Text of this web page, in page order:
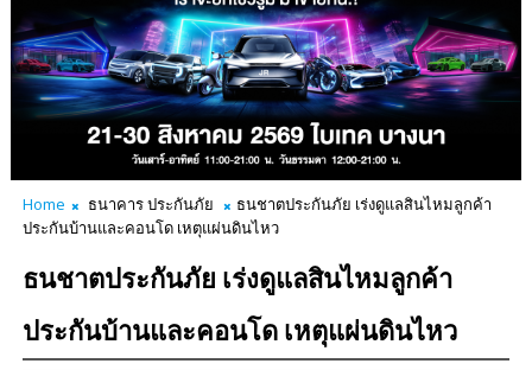
Home ธนาคาร ประกันภัย
ธนชาตประกันภัย เร่งดูแลสินไหมลูกค้า
ประกันบ้านและคอนโด เหตุแผ่นดินไหว
ธนชาตประกันภัย เร่งดูแลสินไหมลูกค้า
ประกันบ้านและคอนโด เหตุแผ่นดินไหว